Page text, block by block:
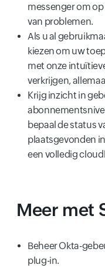
messenger om
van problemen.
Als u al
kiezen om uw
met onze
verkrijgen,
Krijg inzicht in
bepaal de status
plaatsgevonden
een volledig
Meer met
Beheer Okta-
plug-in.